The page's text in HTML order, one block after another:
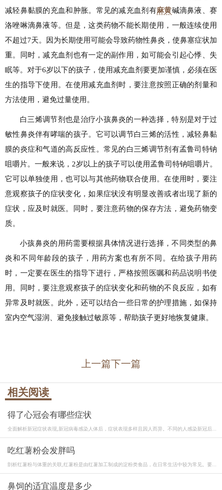
减轻鼻黏膜的充血和肿胀。常见的减充血剂有麻黄碱滴鼻液、赛
洛唑啉滴鼻液等。但是，这类药物不能长期使用，一般连续使用
不超过7天。因为长期使用可能会导致药物性鼻炎，使鼻塞症状加
重。同时，减充血剂也有一定的副作用，如可能会引起心悸、失
眠等。对于6岁以下的孩子，使用减充血剂要更加谨慎，必须在医
生的指导下使用。在使用减充血剂时，要注意按照正确的剂量和
方法使用，避免过量使用。
白三烯调节剂也是治疗小孩鼻炎的一种选择，特别是对于过
敏性鼻炎伴有哮喘的孩子。它可以调节白三烯的活性，减轻鼻黏
膜的炎症和气道的高反应性。常见的白三烯调节剂有孟鲁司特钠
咀嚼片。一般来说，2岁以上的孩子可以使用孟鲁司特钠咀嚼片。
它可以单独使用，也可以与其他药物联合使用。在使用时，要注
意观察孩子的症状变化，如果症状没有明显改善或者出现了新的
症状，应及时就医。同时，要注意药物的保存方法，避免药物变
质。
小孩鼻炎的用药需要根据具体情况进行选择，不同类型的鼻
炎和不同年龄段的孩子，用药方案也有所不同。在给孩子用药
时，一定要在医生的指导下进行，严格按照医嘱和药品说明书使
用。同时，要注意观察孩子的症状变化和药物的不良反应，如有
异常及时就医。此外，还可以结合一些日常的护理措施，如保持
室内空气湿润、避免接触过敏原等，帮助孩子更好地恢复健康。
上一篇下一篇
相关阅读
得了心冠会有哪些症状
全面解析新冠症状表现,新冠病毒感染人体后，症状表现多样且因人而异。不同的人感染新冠后...
吃红薯粉会发胖吗
剖析红薯粉与体重的关联,红薯粉是由红薯加工制成的淀粉类食品，在日常生活中较为常见。要...
鼻饲的适宜温度是多少